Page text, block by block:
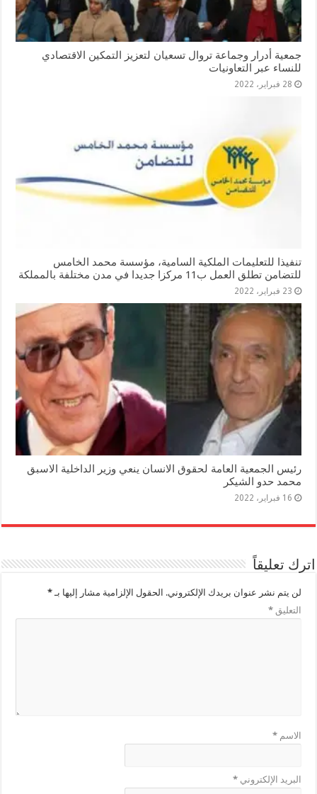
جمعية أدرار وجماعة تروال تسعيان لتعزيز التمكين الاقتصادي
للنساء عبر التعاونيات
28 فبراير، 2022
تنفيذا للتعليمات الملكية السامية، مؤسسة محمد الخامس
للتضامن تطلق العمل ب11 مركزا جديدا في مدن مختلفة بالمملكة
23 فبراير، 2022
رئيس الجمعية العامة لحقوق الانسان ينعي وزير الداخلية الاسبق
محمد حدو الشيكر
16 فبراير، 2022
اترك تعليقاً
لن يتم نشر عنوان بريدك الإلكتروني. الحقول الإلزامية مشار إليها بـ*
التعليق*
الاسم*
البريد الإلكتروني*